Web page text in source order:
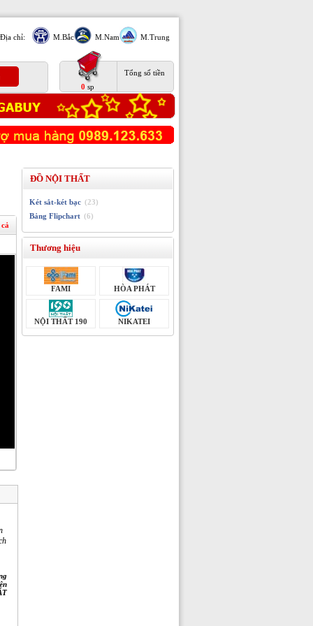
Địa chỉ:
M.Bắc M.Nam
M.Trung
0 sp
Tổng số tiền
ĐỒ NỘI THẤT
Két sắt-két bạc (23)
Bảng Flipchart (6)
Thương hiệu
FAMI HÒA PHÁT
NỘI THẤT 190 NIKATEI